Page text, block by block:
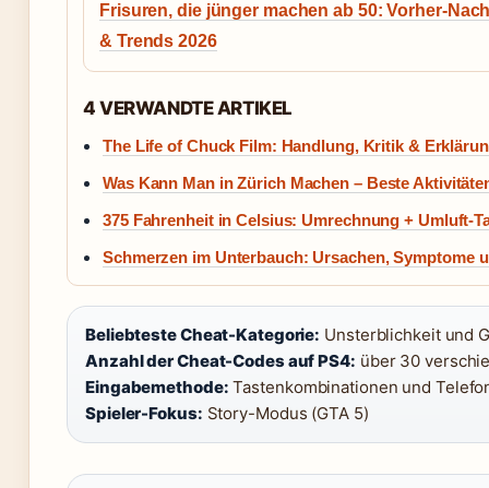
Frisuren, die jünger machen ab 50: Vorher-
& Trends 2026
4 VERWANDTE ARTIKEL
The Life of Chuck Film: Handlung, Kritik &
Was Kann Man in Zürich Machen – Beste
375 Fahrenheit in Celsius: Umrechnung + Umluft-
Schmerzen im Unterbauch: Ursachen, Symptome
Beliebteste Cheat-Kategorie: Unsterblichkeit und
Anzahl der Cheat-Codes auf PS4: über 30
Eingabemethode: Tastenkombinationen und
Spieler-Fokus: Story-Modus (GTA 5)